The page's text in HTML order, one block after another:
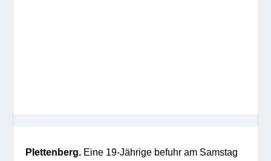
Plettenberg. Eine 19-Jährige befuhr am Samstag